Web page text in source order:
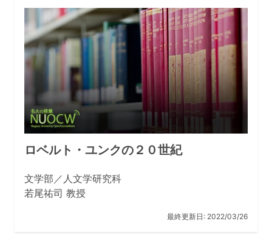
ロベルト・ユンクの２０世紀
文学部／人文学研究科
若尾祐司 教授
最終更新日: 2022/03/26